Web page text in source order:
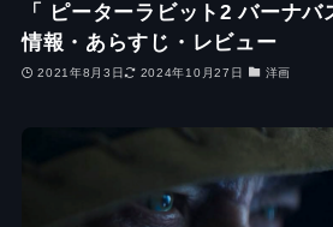
「 ピーターラビット2 バーナ
情報・あらすじ・レビュー
2021年8月3日 2024年10月27日 洋画